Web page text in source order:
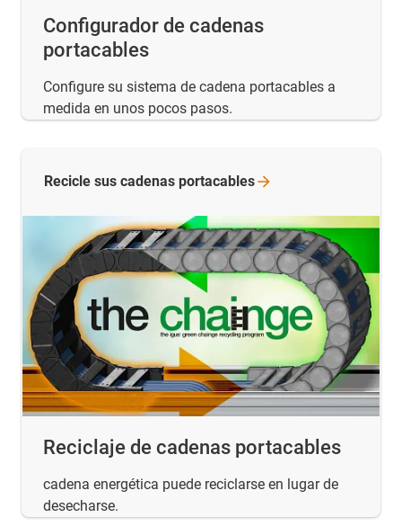
Configurador de cadenas
portacables
Configure su sistema de cadena portacables a
medida en unos pocos pasos.
Reciclaje de cadenas portacables
cadena energética puede reciclarse en lugar de
desecharse.
Recicle sus cadenas portacables